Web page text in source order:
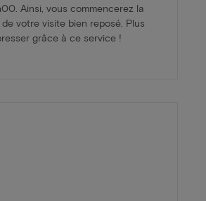
Ainsi, vous commencerez la
votre visite bien reposé. Plus
grâce à ce service !